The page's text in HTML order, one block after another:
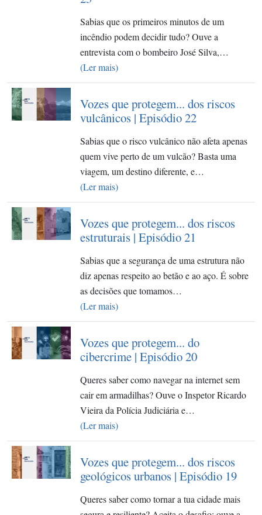
Sabias que os primeiros minutos de um
incêndio podem decidir tudo? Ouve a
entrevista com o bombeiro José Silva,…
(Ler mais)
Vozes que protegem... dos riscos
vulcânicos | Episódio 22
Sabias que o risco vulcânico não afeta apenas
quem vive perto de um vulcão? Basta uma
viagem, um destino diferente, e…
(Ler mais)
Vozes que protegem... dos riscos
estruturais | Episódio 21
Sabias que a segurança de uma estrutura não
diz apenas respeito ao betão e ao aço. É sobre
as decisões que tomamos…
(Ler mais)
Vozes que protegem... do
cibercrime | Episódio 20
Queres saber como navegar na internet sem
cair em armadilhas? Ouve o Inspetor Ricardo
Vieira da Polícia Judiciária e…
(Ler mais)
Vozes que protegem... dos riscos
geológicos urbanos | Episódio 19
Queres saber como tornar a tua cidade mais